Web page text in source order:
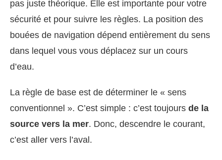
pas juste théorique. Elle est importante pour votre
sécurité et pour suivre les règles. La position des
bouées de navigation dépend entièrement du sens
dans lequel vous vous déplacez sur un cours
d’eau.
La règle de base est de déterminer le « sens
conventionnel ». C’est simple : c’est toujours de la
source vers la mer. Donc, descendre le courant,
c’est aller vers l’aval.